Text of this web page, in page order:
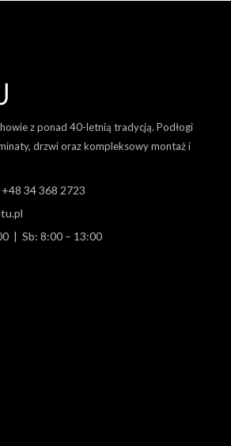
z ponad 40-letnią tradycją. Podłogi
drzwi oraz kompleksowy montaż i
34 368 2723
| Sb: 8:00 – 13:00